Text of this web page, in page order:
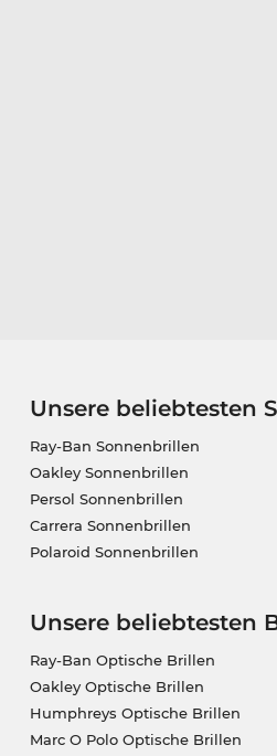
Unsere beliebtesten
Ray-Ban Sonnenbrillen
Oakley Sonnenbrillen
Persol Sonnenbrillen
Carrera Sonnenbrillen
Polaroid Sonnenbrillen
Unsere beliebtesten
Ray-Ban Optische Brillen
Oakley Optische Brillen
Humphreys Optische Brillen
Marc O Polo Optische Brillen